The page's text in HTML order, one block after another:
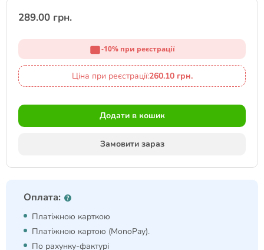
289.00 грн.
-10% при реєстрації
Ціна при реєстрації:260.10 грн.
Додати в кошик
Замовити зараз
Оплата:
Платіжною карткою
Платіжною картою (MonoPay).
По рахунку-фактурі